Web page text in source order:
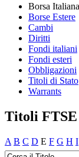
Borsa Italiana
Borse Estere
Cambi
Diritti
Fondi italiani
Fondi esteri
Obbligazioni
Titoli di Stato
Warrants
Titoli
A B C D E F G H I